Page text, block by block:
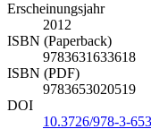
XXXVIII, 251
Erscheinungsjahr
2012
ISBN (Paperback)
9783631633618
ISBN (PDF)